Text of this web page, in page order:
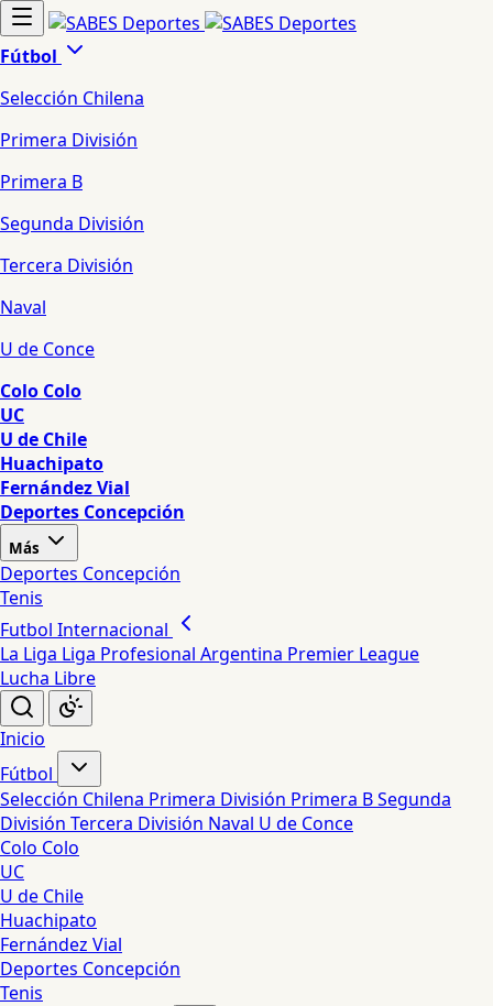
Fútbol
Selección Chilena
Primera División
Primera B
Segunda División
Tercera División
Naval
U de Conce
Colo Colo
UC
U de Chile
Huachipato
Fernández Vial
Deportes Concepción
Más
Deportes Concepción
Tenis
Futbol Internacional
La Liga Liga Profesional Argentina Premier League
Lucha Libre
Inicio
Fútbol
Selección Chilena Primera División Primera BSegunda
División Tercera División Naval U de Conce
Colo Colo
UC
U de Chile
Huachipato
Fernández Vial
Deportes Concepción
Tenis